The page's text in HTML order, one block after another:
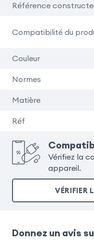
Référence
Compatibilité du
Couleur
Normes
Matière
Réf
Vérifiez la
appareil.
VÉRIFIER
Donnez un avis